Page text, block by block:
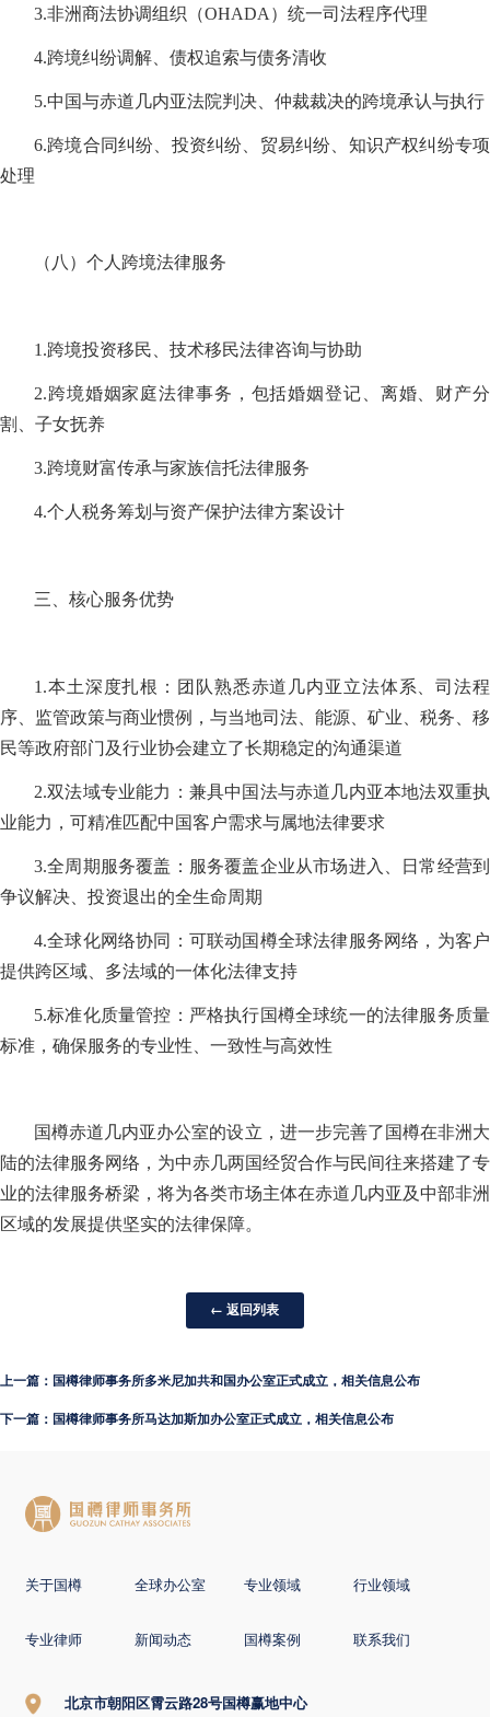
3.非洲商法协调组织（OHADA）统一司法程序代理
4.跨境纠纷调解、债权追索与债务清收
5.中国与赤道几内亚法院判决、仲裁裁决的跨境承认与执行
6.跨境合同纠纷、投资纠纷、贸易纠纷、知识产权纠纷专项
处理
（八）个人跨境法律服务
1.跨境投资移民、技术移民法律咨询与协助
2.跨境婚姻家庭法律事务，包括婚姻登记、离婚、财产分
割、子女抚养
3.跨境财富传承与家族信托法律服务
4.个人税务筹划与资产保护法律方案设计
三、核心服务优势
1.本土深度扎根：团队熟悉赤道几内亚立法体系、司法程
序、监管政策与商业惯例，与当地司法、能源、矿业、税务、移
民等政府部门及行业协会建立了长期稳定的沟通渠道
2.双法域专业能力：兼具中国法与赤道几内亚本地法双重执
业能力，可精准匹配中国客户需求与属地法律要求
3.全周期服务覆盖：服务覆盖企业从市场进入、日常经营到
争议解决、投资退出的全生命周期
4.全球化网络协同：可联动国樽全球法律服务网络，为客户
提供跨区域、多法域的一体化法律支持
5.标准化质量管控：严格执行国樽全球统一的法律服务质量
标准，确保服务的专业性、一致性与高效性
国樽赤道几内亚办公室的设立，进一步完善了国樽在非洲大
陆的法律服务网络，为中赤几两国经贸合作与民间往来搭建了专
业的法律服务桥梁，将为各类市场主体在赤道几内亚及中部非洲
区域的发展提供坚实的法律保障。
← 返回列表
上一篇：国樽律师事务所多米尼加共和国办公室正式成立，相关信息公布
下一篇：国樽律师事务所马达加斯加办公室正式成立，相关信息公布
关于国樽 全球办公室 专业领域 行业领域
专业律师 新闻动态 国樽案例 联系我们
北京市朝阳区霄云路28号国樽赢地中心